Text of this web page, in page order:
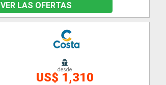
VER LAS OFERTAS
desde
US$ 1,310